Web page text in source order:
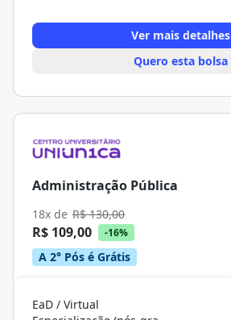
Ver mais detalhes
Quero esta bolsa
Administração Pública
18x de R$ 130,00
R$ 109,00 -16%
A 2° Pós é Grátis
EaD / Virtual